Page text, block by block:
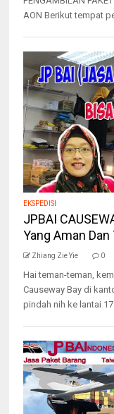
AON Berikut tempat
EKSPEDISI
JPBAI
Yang Aman
Zhiang Zie Yie 0
Hai teman-teman,
Causeway Bay di
pindah nih ke lantai